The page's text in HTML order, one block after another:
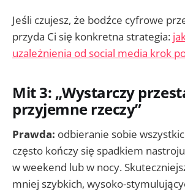
Jeśli czujesz, że bodźce cyfrowe
przyda Ci się konkretna strategia:
uzależnienia od social media krok
Mit 3: „Wystarczy
przyjemne rzeczy”
Prawda: odbieranie sobie
często kończy się spadkiem
w weekend lub w nocy.
mniej szybkich, wysoko-